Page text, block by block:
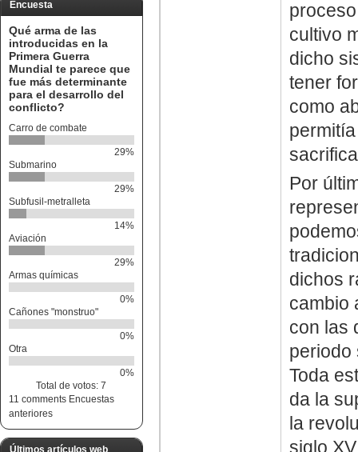
Encuesta
Qué arma de las
introducidas en la
Primera Guerra
Mundial te parece que
fue más determinante
para el desarrollo del
conflicto?
Carro de combate
29%
Submarino
29%
Subfusil-metralleta
14%
Aviación
29%
Armas químicas
0%
Cañones "monstruo"
0%
Otra
0%
Total de votos: 7
11 comments Encuestas
anteriores
Últimos artículos web
cultivo
dicho
tener
como
Por
dichos
cambio
con las
periodo
Toda
da la
la
siglo